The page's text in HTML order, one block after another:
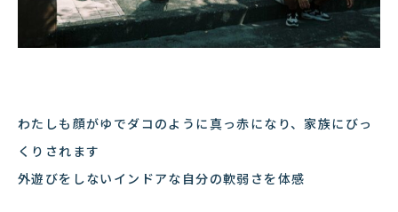
わたしも顔がゆでダコのように真っ赤になり、家族にびっ
くりされます
外遊びをしないインドアな自分の軟弱さを体感